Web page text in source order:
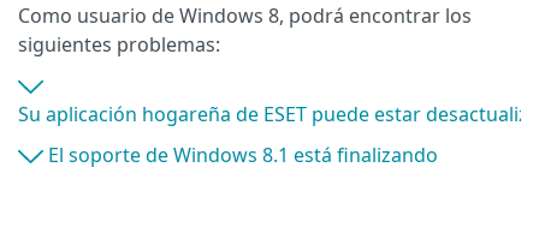
Como usuario de Windows 8, podrá encontrar los
siguientes problemas:
Su aplicación hogareña de ESET puede estar
El soporte de Windows 8.1 está finalizando